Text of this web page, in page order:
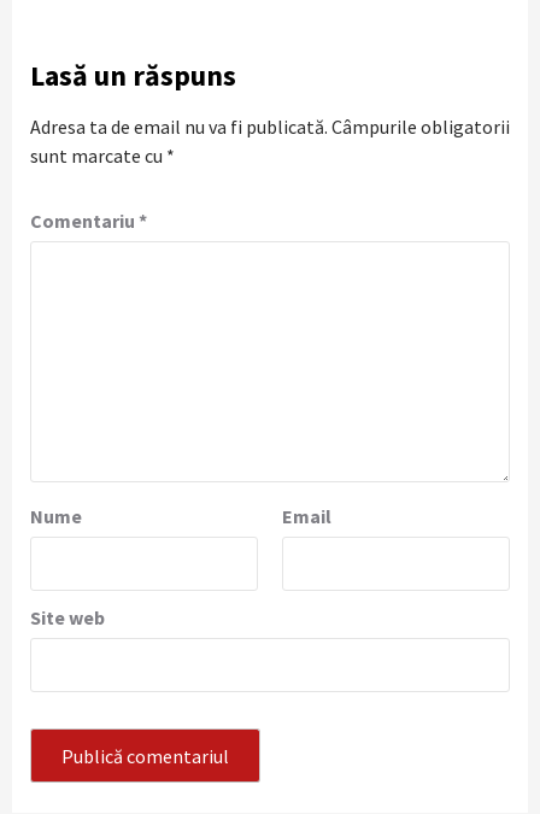
Lasă un răspuns
Adresa ta de email nu va fi publicată. Câmpurile obligatorii
sunt marcate cu *
Comentariu *
Nume Email
Site web